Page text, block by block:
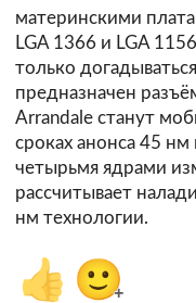
материнскими
LGA 1366 и LGA
только
предназначен
Arrandale станут
сроках анонса 45
четырьмя ядрами
рассчитывает
нм технологии.
👍 🙂+